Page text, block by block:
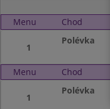
Menu Chod
1
Polévka
Menu Chod
1
Polévka